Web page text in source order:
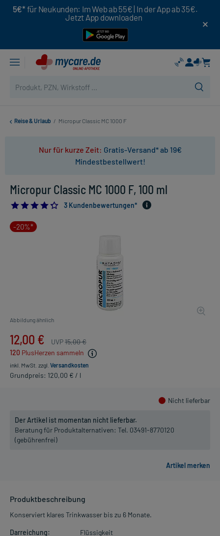
5€* für Neukunden: Im Web ab 55€ | In der App ab 35€.
Jetzt App downloaden
Reise & Urlaub / Micropur Classic MC 1000 F
Nur für kurze Zeit: Gratis-Versand* ab 19€
Mindestbestellwert!
Micropur Classic MC 1000 F, 100 ml
4.333333333333333
3 Kundenbewertungen*
-20%*
Abbildung ähnlich
12,00 € UVP15,00 €
120 PlusHerzen sammeln
inkl. MwSt. zzgl. Versandkosten
Grundpreis: 120,00 € / l
Nicht lieferbar
Der Artikel ist momentan nicht lieferbar.
Beratung für Produktalternativen: Tel. 03491-8770120
(gebührenfrei)
Produktbeschreibung
Konserviert klares Trinkwasser bis zu 6 Monate.
Darreichung:
Flüssigkeit